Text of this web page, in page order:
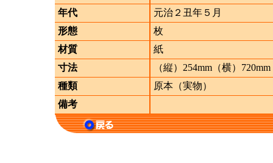
年代
元治２丑年５月
形態
枚
材質
紙
寸法
（縦）254mm（横）720mm
種類
原本（実物）
備考